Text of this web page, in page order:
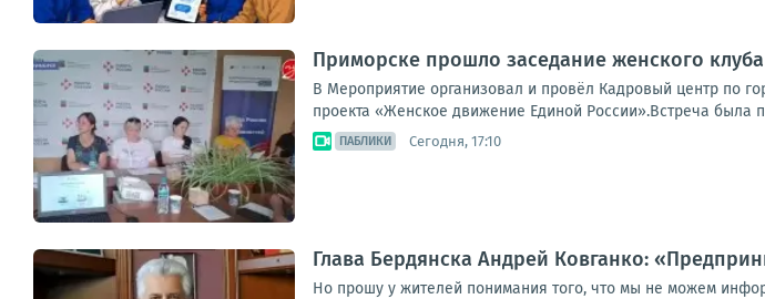
Приморске прошло заседание женского
В Мероприятие организовал и провёл Кадровый центр по
проекта «Женское движение Единой России».Встреча была
ПАБЛИКИ Сегодня, 17:10
Глава Бердянска Андрей Ковганко:
Но прошу у жителей понимания того, что мы не можем